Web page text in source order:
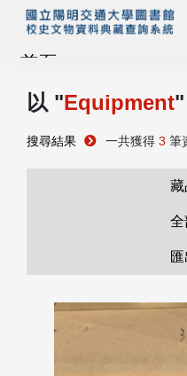
首頁
藏品查詢
管理者登入
以 "Equipment
搜尋結果 一共獲得 3 筆
藏
全